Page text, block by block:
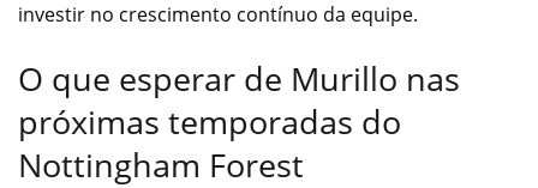
investir no crescimento contínuo da equipe.
O que esperar de Murillo nas
próximas temporadas do
Nottingham Forest